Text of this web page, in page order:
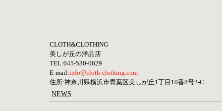
CLOTH&CLOTHING
美しが丘の洋品店
TEL:045-530-0629
E-mail:info@cloth-clothing.com
住所:神奈川県横浜市青葉区美しが丘1丁目10番8号2-C
NEWS